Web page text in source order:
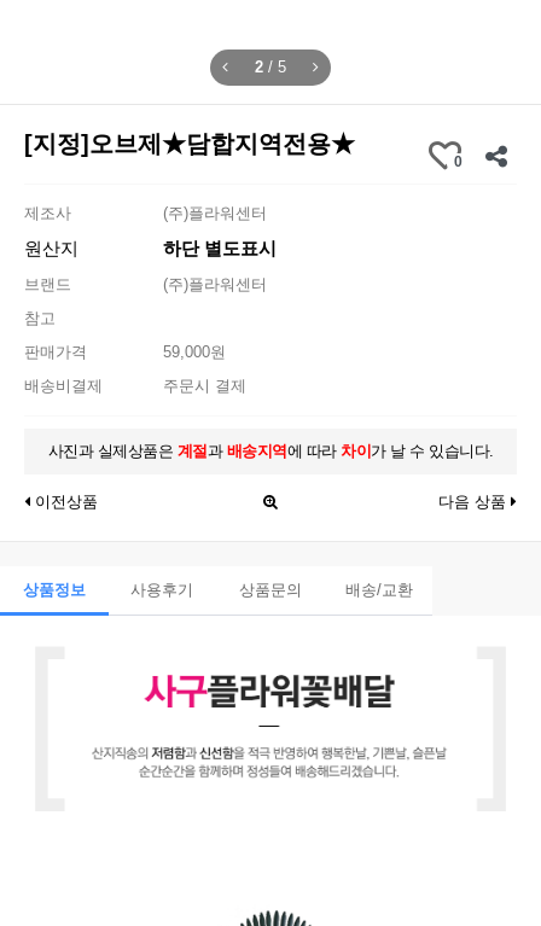
2 / 5
[지정]오브제★담합지역전용★
0
제조사 (주)플라워센터
원산지 하단 별도표시
브랜드
(주)플라워센터
참고
판매가격
59,000원
배송비결제
주문시 결제
사진과 실제상품은 계절과 배송지역에 따라 차이 가 날 수 있습니다.
이전상품 다음 상품
상품정보 사용후기 상품문의 배송/교환